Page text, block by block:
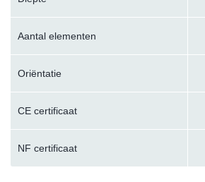
Aantal elementen
Oriëntatie
CE certificaat
NF certificaat